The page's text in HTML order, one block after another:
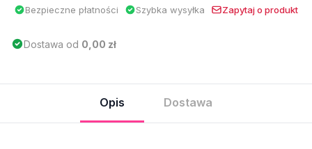
Bezpieczne płatności Szybka wysyłka Zapytaj o produkt
Dostawa od 0,00 zł
Opis Dostawa